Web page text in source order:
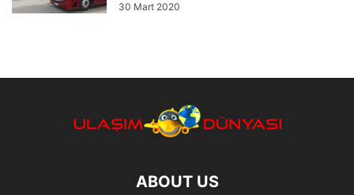
30 Mart 2020
ABOUT US